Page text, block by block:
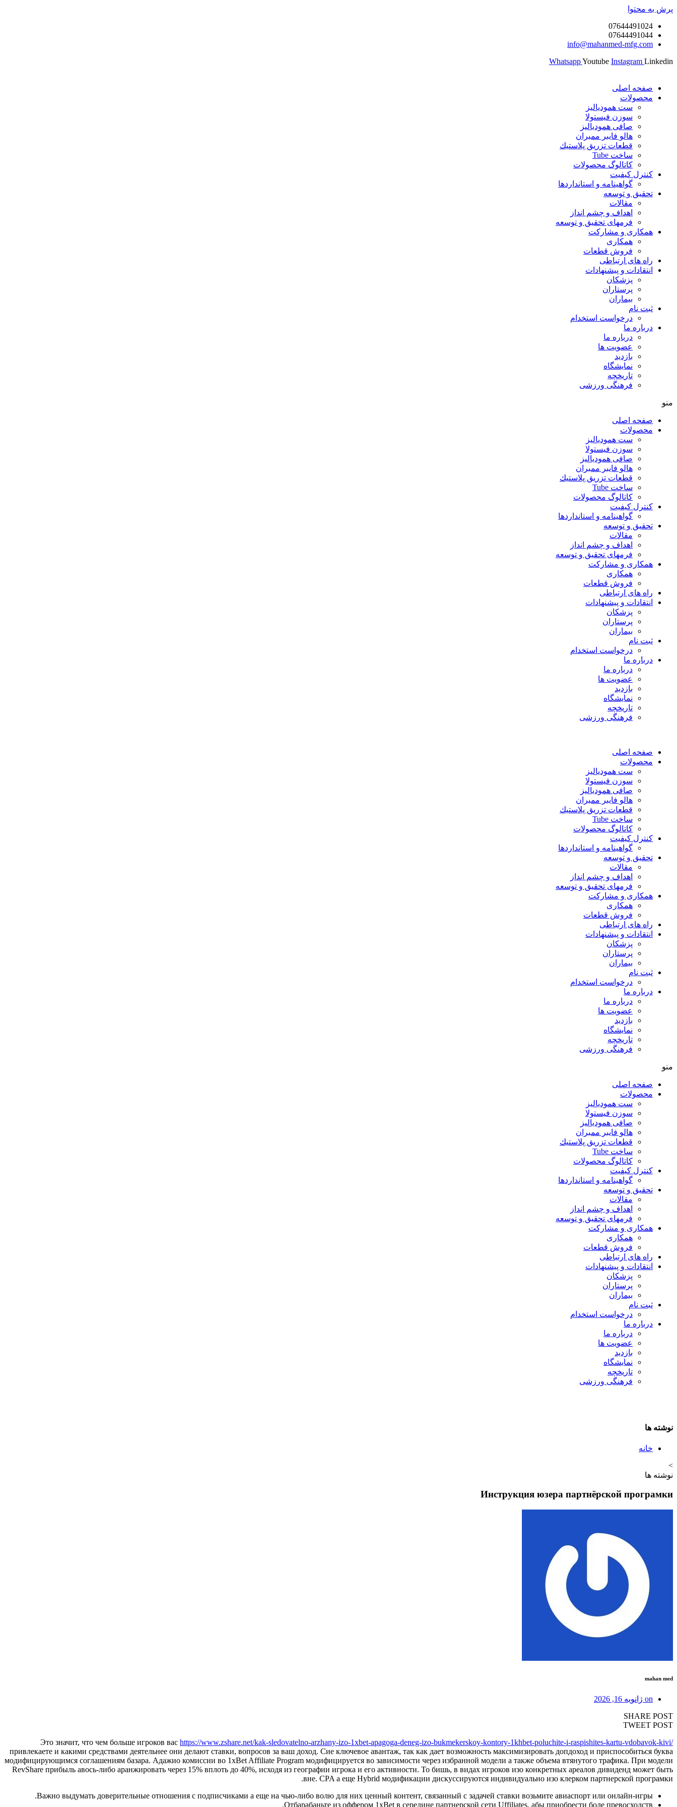
پرش به محتوا
07644491024
07644491044
info@mahanmed-mfg.com
WhatsappYoutube Instagram Linkedin
صفحه اصلی
محصولات
ست همودیالیز
سوزن فیستولا
صافی همودیالیز
هالو فایبر ممبران
قطعات تزريق پلاستيك
ساخت Tube
کاتالوگ محصولات
کنترل کیفیت
گواهينامه و استانداردها
تحقيق و توسعه
مقالات
اهداف و چشم انداز
فرمهای تحقیق و توسعه
همکاری و مشارکت
همکاری
فروش قطعات
راه های ارتباطی
انتقادات و پيشنهادات
پزشكان
پرستاران
بيماران
ثبت نام
درخواست استخدام
درباره ما
درباره ما
عضویت ها
بازدید
نمایشگاه
تاريخچه
فرهنگی ورزشی
منو
صفحه اصلی
محصولات
ست همودیالیز
سوزن فیستولا
صافی همودیالیز
هالو فایبر ممبران
قطعات تزريق پلاستيك
ساخت Tube
کاتالوگ محصولات
کنترل کیفیت
گواهينامه و استانداردها
تحقيق و توسعه
مقالات
اهداف و چشم انداز
فرمهای تحقیق و توسعه
همکاری و مشارکت
همکاری
فروش قطعات
راه های ارتباطی
انتقادات و پيشنهادات
پزشكان
پرستاران
بيماران
ثبت نام
درخواست استخدام
درباره ما
درباره ما
عضویت ها
بازدید
نمایشگاه
تاريخچه
فرهنگی ورزشی
صفحه اصلی
محصولات
ست همودیالیز
سوزن فیستولا
صافی همودیالیز
هالو فایبر ممبران
قطعات تزريق پلاستيك
ساخت Tube
کاتالوگ محصولات
کنترل کیفیت
گواهينامه و استانداردها
تحقيق و توسعه
مقالات
اهداف و چشم انداز
فرمهای تحقیق و توسعه
همکاری و مشارکت
همکاری
فروش قطعات
راه های ارتباطی
انتقادات و پيشنهادات
پزشكان
پرستاران
بيماران
ثبت نام
درخواست استخدام
درباره ما
درباره ما
عضویت ها
بازدید
نمایشگاه
تاريخچه
فرهنگی ورزشی
منو
صفحه اصلی
محصولات
ست همودیالیز
سوزن فیستولا
صافی همودیالیز
هالو فایبر ممبران
قطعات تزريق پلاستيك
ساخت Tube
کاتالوگ محصولات
کنترل کیفیت
گواهينامه و استانداردها
تحقيق و توسعه
مقالات
اهداف و چشم انداز
فرمهای تحقیق و توسعه
همکاری و مشارکت
همکاری
فروش قطعات
راه های ارتباطی
انتقادات و پيشنهادات
پزشكان
پرستاران
بيماران
ثبت نام
درخواست استخدام
درباره ما
درباره ما
عضویت ها
بازدید
نمایشگاه
تاريخچه
فرهنگی ورزشی
نوشته ها
خانه
>
نوشته ها
Инструкция юзера партнёрской програмки
mahan med
on ژانویه 16, 2026
SHARE POST
TWEET POST
Это значит, что чем больше игроков вас https://www.zshare.net/kak-sledovatelno-arzhany-izo-1xbet-apagoga-deneg-izo-bukmekerskoy-kontory-1khbet-poluchite-i-raspishites-kartu-vdobavok-kivi/
привлекаете и какими средствами деятельнее они делают ставки, вопросов за ваш доход. Сие ключевое авантаж, так как дает возможность максимизировать допдоход и приспособиться буква
модифицирующимся соглашениям базара. Адажио комиссии во 1xBet Affiliate Program модифицируется во зависимости через избранной модели а также объема втянутого трафика. При модели
RevShare прибыль авось-либо аранжировать через 15% вплоть до 40%, исходя из географии игрока и его активности. То бишь, в видах игроков изо конкретных ареалов дивиденд может быть
вне. CPA а еще Hybrid модификации дискуссируются индивидуально изо клерком партнерской програмки.
Важно выдумать доверительные отношения с подписчиками а еще на чью-либо волю для них ценный контент, связанный с задачей ставки возьмите авиаспорт или онлайн-игры.
Отбарабаньте из оффером 1xBet в середине партнерской сети Uffiliates, абы приобрести боле превосходств.